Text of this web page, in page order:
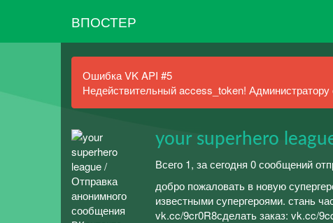
ВПОСТЕР
Ошибка VK API #5
Недействительный access_token!
your superhero
Всего 1, за сегодня 0 сообщений
добро пожаловать в новую
известными супергероями. стань
vk.cc/9cr0R8сделать заказ: vk.cc/